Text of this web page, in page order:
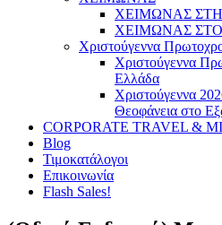
ΧΕΙΜΩΝΑΣ
ΧΕΙΜΩΝΑΣ
Χριστούγεννα
Χριστούγεννα
Ελλάδα
Χριστούγεννα
Θεοφάνεια στο
CORPORATE TRAVEL &
Blog
Τιμοκατάλογοι
Επικοινωνία
Flash Sales!